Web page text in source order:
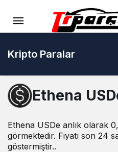
Kripto Paralar
Ethena
Ethena USDe anlık olarak
görmektedir. Fiyatı son 24
göstermiştir..